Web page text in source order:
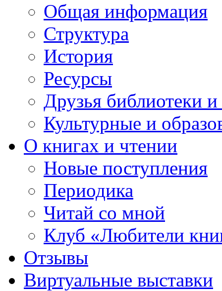
Общая информация
Структура
История
Ресурсы
Друзья библиотеки
Культурные и
О книгах и чтении
Новые поступления
Периодика
Читай со мной
Клуб «Любители
Отзывы
Виртуальные выставки